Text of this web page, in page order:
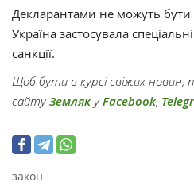
Декларантами не можуть
Україна застосувала
санкції.
Щоб бути в курсі свіжих новин,
сайтуЗемлякуFacebook,
закон